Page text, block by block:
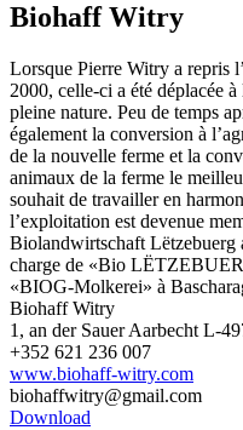
Biohaff Witry
Lorsque Pierre Witry a repris
2000, celle-ci a été déplacée
pleine nature. Peu de temps
également la conversion à
de la nouvelle ferme et la
animaux de la ferme le
souhait de travailler en
l’exploitation est devenue
Biolandwirtschaft Lëtzebuerg
charge de «Bio
«BIOG-Molkerei» à
Biohaff Witry
1, an der Sauer Aarbecht L-
+352 621 236 007
www.biohaff-witry.com
biohaffwitry@gmail.com
Download